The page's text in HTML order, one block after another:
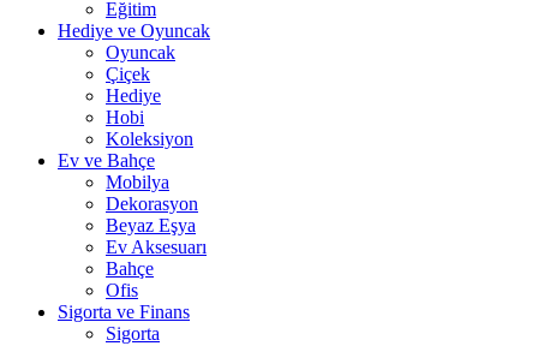
Eğitim
Hediye ve Oyuncak
Oyuncak
Çiçek
Hediye
Hobi
Koleksiyon
Ev ve Bahçe
Mobilya
Dekorasyon
Beyaz Eşya
Ev Aksesuarı
Bahçe
Ofis
Sigorta ve Finans
Sigorta